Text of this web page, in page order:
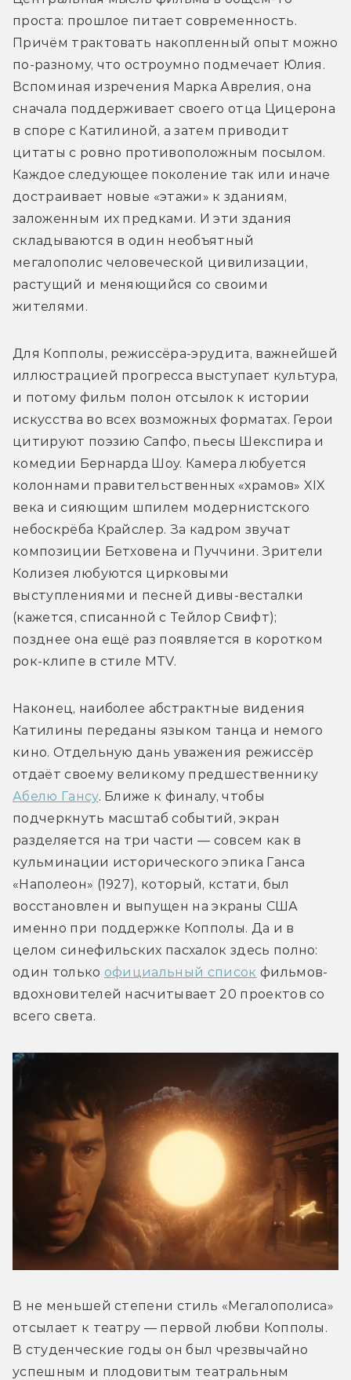
проста: прошлое питает современность.
Причём трактовать накопленный опыт можно
по-разному, что остроумно подмечает Юлия.
Вспоминая изречения Марка Аврелия, она
сначала поддерживает своего отца Цицерона
в споре с Катилиной, а затем приводит
цитаты с ровно противоположным посылом.
Каждое следующее поколение так или иначе
достраивает новые «этажи» к зданиям,
заложенным их предками. И эти здания
складываются в один необъятный
мегалополис человеческой цивилизации,
растущий и меняющийся со своими
жителями.
Для Копполы, режиссёра-эрудита, важнейшей
иллюстрацией прогресса выступает культура,
и потому фильм полон отсылок к истории
искусства во всех возможных форматах. Герои
цитируют поэзию Сапфо, пьесы Шекспира и
комедии Бернарда Шоу. Камера любуется
колоннами правительственных «храмов» XIX
века и сияющим шпилем модернистского
небоскрёба Крайслер. За кадром звучат
композиции Бетховена и Пуччини. Зрители
Колизея любуются цирковыми
выступлениями и песней дивы-весталки
(кажется, списанной с Тейлор Свифт);
позднее она ещё раз появляется в коротком
рок-клипе в стиле MTV.
Наконец, наиболее абстрактные видения
Катилины переданы языком танца и немого
кино. Отдельную дань уважения режиссёр
Абелю Гансу. Ближе к финалу, чтобы
подчеркнуть масштаб событий, экран
разделяется на три части — совсем как в
кульминации исторического эпика Ганса
«Наполеон» (1927), который, кстати, был
восстановлен и выпущен на экраны США
именно при поддержке Копполы. Да и в
целом синефильских пасхалок здесь полно:
один только официальный список фильмов-
вдохновителей насчитывает 20 проектов со
всего света.
В не меньшей степени стиль «Мегалополиса»
отсылает к театру — первой любви Копполы.
В студенческие годы он был чрезвычайно
успешным и плодовитым театральным